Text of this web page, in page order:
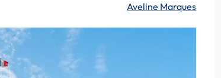
Aveline Marques